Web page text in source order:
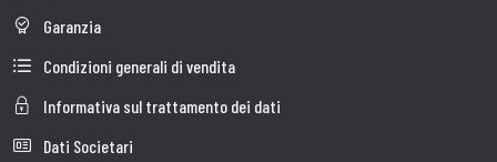
Garanzia
Condizioni generali di vendita
Informativa sul trattamento dei dati
Dati Societari